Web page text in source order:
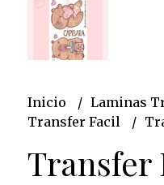
Inicio
Laminas
Transfer Facil
Transfer